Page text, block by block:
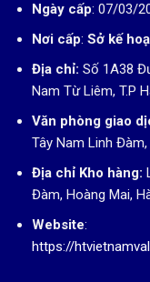
Ngày cấp: 07/03/
Nơi cấp: Sở kế
Địa chỉ: Số 1A38
Nam Từ Liêm, T.P
Văn phòng giao
Tây Nam Linh
Địa chỉ Kho hàng:
Đàm, Hoàng Mai,
Website:
https://